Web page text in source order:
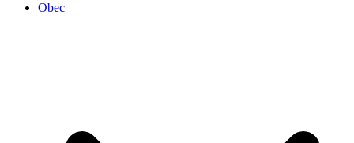
Obec